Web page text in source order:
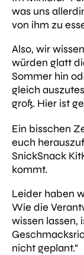
was uns
von ihm zu
Also, wir
würden glatt
Sommer hin
gleich
groß. Hier ist
Ein bisschen
euch
SnickSnack
kommt.
Leider haben
Wie die
wissen lassen,
nicht geplant.“